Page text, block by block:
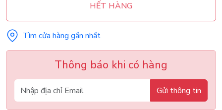
HẾT HÀNG
Tìm cửa hàng gần nhất
Thông báo khi có hàng
Gửi thông tin